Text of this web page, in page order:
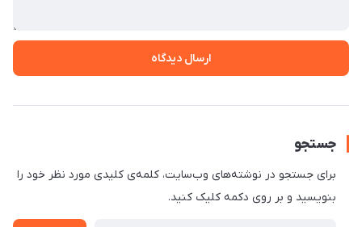
ارسال دیدگاه
جستجو
برای جستجو در نوشته‌های وب‌سایت، کلمه‌ی کلیدی مورد نظر خود را
بنویسید و بر روی دکمه کلیک کنید.